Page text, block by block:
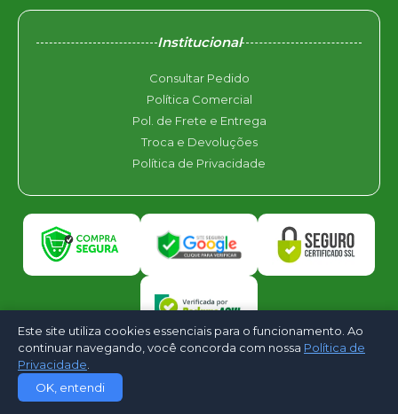
Institucional
Consultar Pedido
Política Comercial
Pol. de Frete e Entrega
Troca e Devoluções
Política de Privacidade
©2026 - ARgreen Climatização e Ar Condicionado. Todos os direitos
reservados - Desenvolvido por
Este site utiliza cookies essenciais para o funcionamento. Ao
continuar navegando, você concorda com nossa Política de
Privacidade
OK, entendi